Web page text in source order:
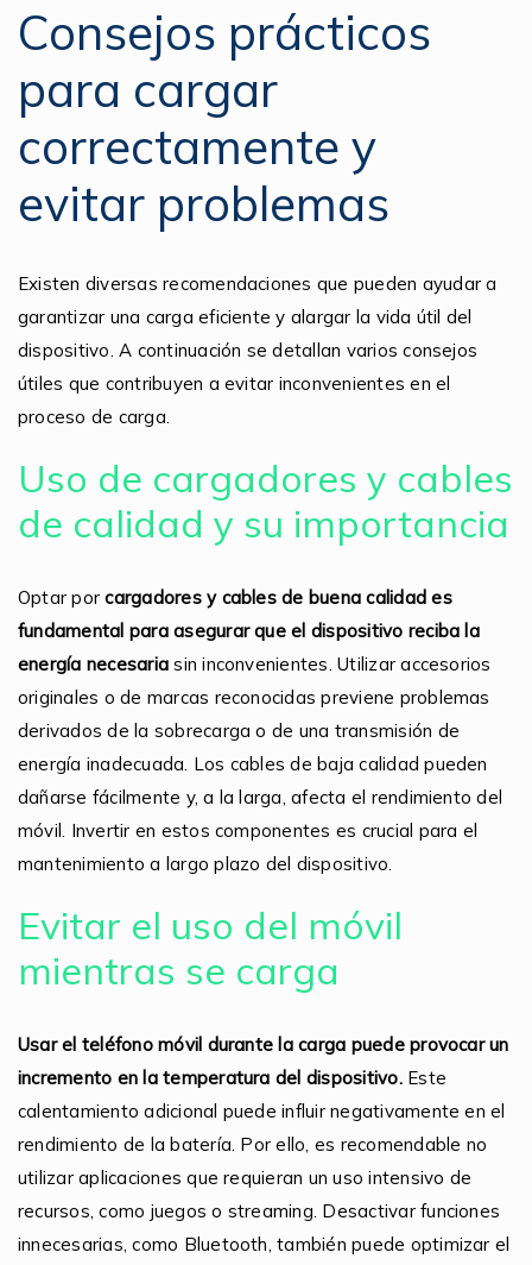
Consejos prácticos
para cargar
correctamente y
evitar problemas
Existen diversas recomendaciones que pueden ayudar a
garantizar una carga eficiente y alargar la vida útil del
dispositivo. A continuación se detallan varios consejos
útiles que contribuyen a evitar inconvenientes en el
proceso de carga.
Uso de cargadores y cables
de calidad y su importancia
Optar porcargadores y cables de buena calidad es
fundamental para asegurar que el dispositivo reciba la
energía necesaria sin inconvenientes. Utilizar accesorios
originales o de marcas reconocidas previene problemas
derivados de la sobrecarga o de una transmisión de
energía inadecuada. Los cables de baja calidad pueden
dañarse fácilmente y, a la larga, afecta el rendimiento del
móvil. Invertir en estos componentes es crucial para el
mantenimiento a largo plazo del dispositivo.
Evitar el uso del móvil
mientras se carga
Usar el teléfono móvil durante la carga puede provocar un
incremento en la temperatura del dispositivo. Este
calentamiento adicional puede influir negativamente en el
rendimiento de la batería. Por ello, es recomendable no
utilizar aplicaciones que requieran un uso intensivo de
recursos, como juegos o streaming. Desactivar funciones
innecesarias, como Bluetooth, también puede optimizar el